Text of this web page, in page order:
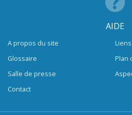
AIDE
A propos du site
Glossaire
Salle de presse
Contact
Plan